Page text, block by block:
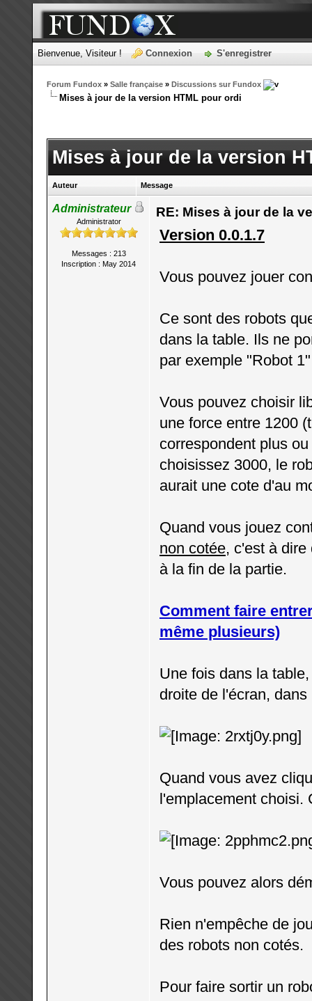
Bienvenue, Visiteur ! Connexion S'enregistrer
Forum Fundox» Salle française» Discussions sur Fundox
Mises à jour de la version HTML pour ordi
Mises à jour de la version
Auteur Message
Administrateur
Administrator
Messages : 213
Inscription : May 2014
RE: Mises à jour de la
Version 0.0.1.7
Vous pouvez jouer
Ce sont des robots
dans la table. Ils ne
par exemple "Robot
Vous pouvez choisir
une force entre 1200
correspondent plus
choisissez 3000, le
aurait une cote d'au
Quand vous jouez
non cotée, c'est à
à la fin de la partie.
Comment faire
même plusieurs)
Une fois dans la
droite de l'écran,
Quand vous avez
l'emplacement choisi.
Vous pouvez alors
Rien n'empêche de
des robots non cotés.
Pour faire sortir un